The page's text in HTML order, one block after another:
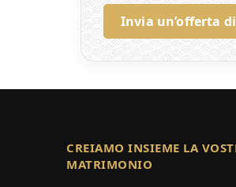
Invia un’offerta
CREIAMO INSIEME LA
MATRIMONIO